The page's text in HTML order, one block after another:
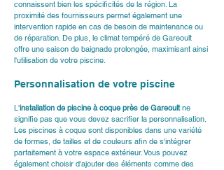
connaissent bien les spécificités de la région. La
proximité des fournisseurs permet également une
intervention rapide en cas de besoin de maintenance ou
de réparation. De plus, le climat tempéré de Gareoult
offre une saison de baignade prolongée, maximisant ainsi
l'utilisation de votre piscine.
Personnalisation de votre piscine
L'installation de piscine à coque près de Gareoult ne
signifie pas que vous devez sacrifier la personnalisation.
Les piscines à coque sont disponibles dans une variété
de formes, de tailles et de couleurs afin de s'intégrer
parfaitement à votre espace extérieur. Vous pouvez
également choisir d'ajouter des éléments comme des